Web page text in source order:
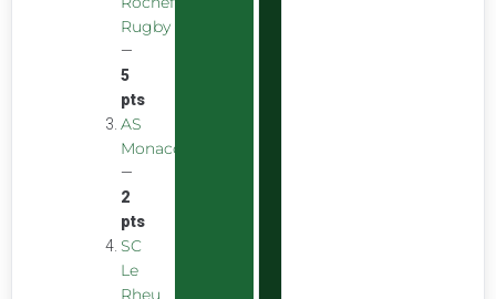
Rugby
—
5
pts
AS
Monaco
—
2
pts
SC
Le
Rheu